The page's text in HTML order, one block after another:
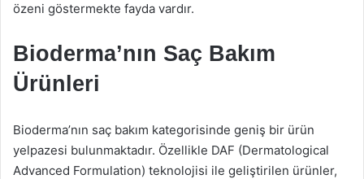
özeni göstermekte fayda vardır.
Bioderma’nın Saç Bakım
Ürünleri
Bioderma’nın saç bakım kategorisinde geniş bir ürün
yelpazesi bulunmaktadır. Özellikle DAF (Dermatological
Advanced Formulation) teknolojisi ile geliştirilen ürünler,